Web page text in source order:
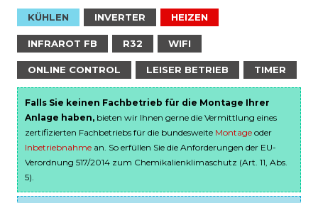
KÜHLEN INVERTER HEIZEN
INFRAROT FB R32 WIFI
ONLINE CONTROL LEISER BETRIEB TIMER
Falls Sie keinen Fachbetrieb für die Montage Ihrer
Anlage haben, bieten wir Ihnen gerne die Vermittlung eines
zertifizierten Fachbetriebs für die bundesweite Montage oder
Inbetriebnahme an. So erfüllen Sie die Anforderungen der EU-
Verordnung 517/2014 zum Chemikalienklimaschutz (Art. 11, Abs.
5).